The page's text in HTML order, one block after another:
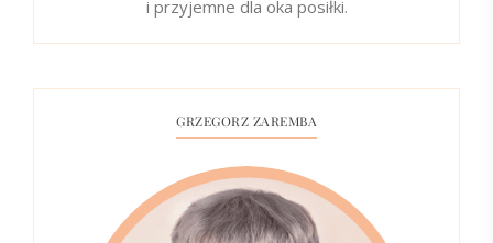
i przyjemne dla oka posiłki.
GRZEGORZ ZAREMBA